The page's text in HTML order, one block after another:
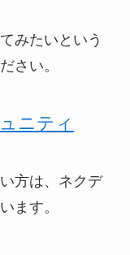
みたいという
さい。
ニティ
方は、ネクデ
ます。